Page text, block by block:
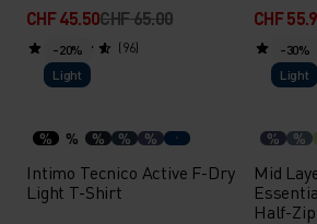
CHF 45.50CHF 65.00
(96)
CHF
-20%
Light
% % % % %
Intimo Tecnico Active F-Dry
Light T-Shirt
-30%
Light
% %
Mid
Half-Zip